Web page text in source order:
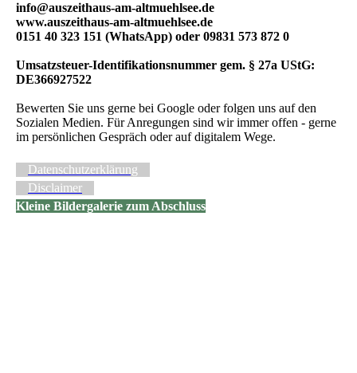
info@auszeithaus-am-altmuehlsee.de
www.auszeithaus-am-altmuehlsee.de
0151 40 323 151 (WhatsApp) oder 09831 573 872 0
Umsatzsteuer-Identifikationsnummer gem. § 27a UStG:
DE366927522
Bewerten Sie uns gerne bei Google oder folgen uns auf den
Sozialen Medien. Für Anregungen sind wir immer offen - gerne
im persönlichen Gespräch oder auf digitalem Wege.
Datenschutzerklärung
Disclaimer
Kleine Bildergalerie zum Abschluss